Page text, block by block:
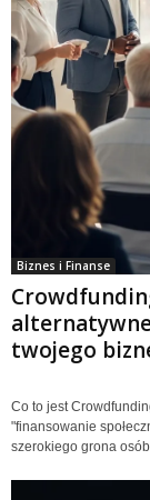
Biznes i Finanse
twojego
Co to jest
"finansowanie
szerokiego grona